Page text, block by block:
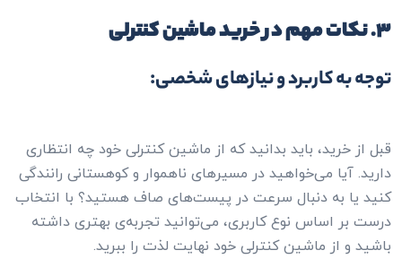
۳. نکات مهم در خرید ماشین کنترلی
توجه به کاربرد و نیازهای شخصی:
قبل از خرید، باید بدانید که از ماشین کنترلی خود چه انتظاری
دارید. آیا می‌خواهید در مسیرهای ناهموار و کوهستانی رانندگی
کنید یا به دنبال سرعت در پیست‌های صاف هستید؟ با انتخاب
درست بر اساس نوع کاربری، می‌توانید تجربه‌ی بهتری داشته
باشید و از ماشین کنترلی خود نهایت لذت را ببرید.